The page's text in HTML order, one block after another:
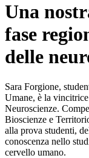
una nostra studentessa vince la
fase
delle
Sara Forgione, studentessa del quarto anno del Liceo delle Scienze
Umane, è la
Neuroscienze.
Bioscienze e
alla prova studenti,
conoscenza nello
cervello umano.